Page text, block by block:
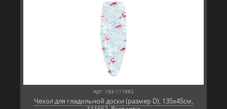
Арт: 163-111662
Чехол для гладильной доски (размер D), 135x45см,